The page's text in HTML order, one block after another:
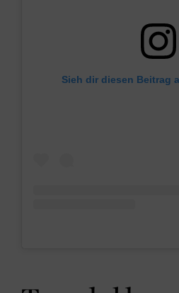
Sieh dir diesen Beitrag